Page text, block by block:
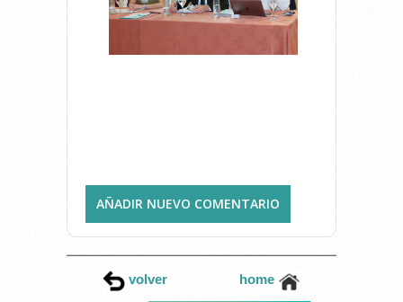
AÑADIR NUEVO COMENTARIO
volver home